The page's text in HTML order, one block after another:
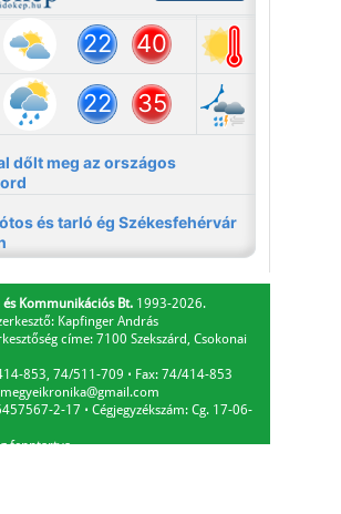
és Kommunikációs Bt. 1993-2026.
Kapfinger András
címe: 7100 Szekszárd, Csokonai
853, 74/511-709 ⋅ Fax: 74/414-853
2-17 ⋅ Cégjegyzékszám: Cg. 17-06-
fenntartva.